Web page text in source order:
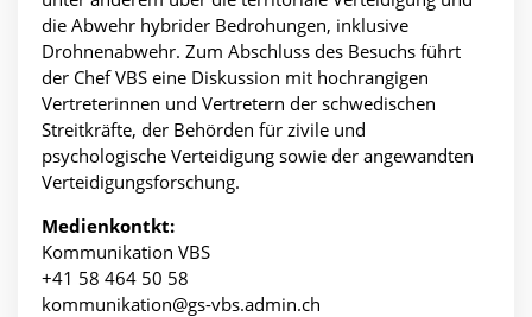
die Abwehr hybrider Bedrohungen, inklusive
Drohnenabwehr. Zum Abschluss des Besuchs führt
der Chef VBS eine Diskussion mit hochrangigen
Vertreterinnen und Vertretern der schwedischen
Streitkräfte, der Behörden für zivile und
psychologische Verteidigung sowie der angewandten
Verteidigungsforschung.
Medienkontkt:
Kommunikation VBS
+41 58 464 50 58
kommunikation@gs-vbs.admin.ch